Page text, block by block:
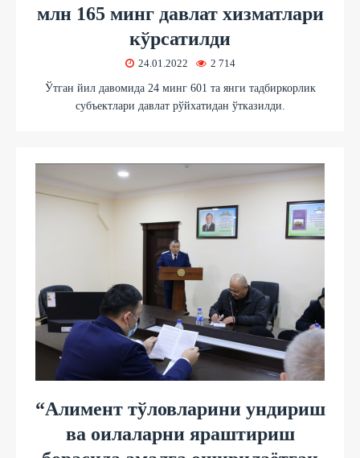
млн 165 минг давлат хизматлари
кўрсатилди
24.01.2022 2 714
Ўтган йил давомида 24 минг 601 та янги тадбиркорлик
субъектлари давлат рўйхатидан ўтказилди.
“Алимент тўловларини ундириш
ва оилаларни яраштириш